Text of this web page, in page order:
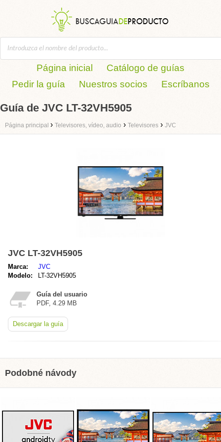
Página inicial
Catálogo de guías
Pedir la guía
Nuestros socios Escríbanos
Guía de JVC LT-32VH5905
Página principal › Televisores, vídeo, audio › Televisores › JVC
JVC LT-32VH5905
Marca:
JVC
Modelo:
LT-32VH5905
Guía del usuario
PDF, 4.29 MB
Descargar la guía
Podobné návody